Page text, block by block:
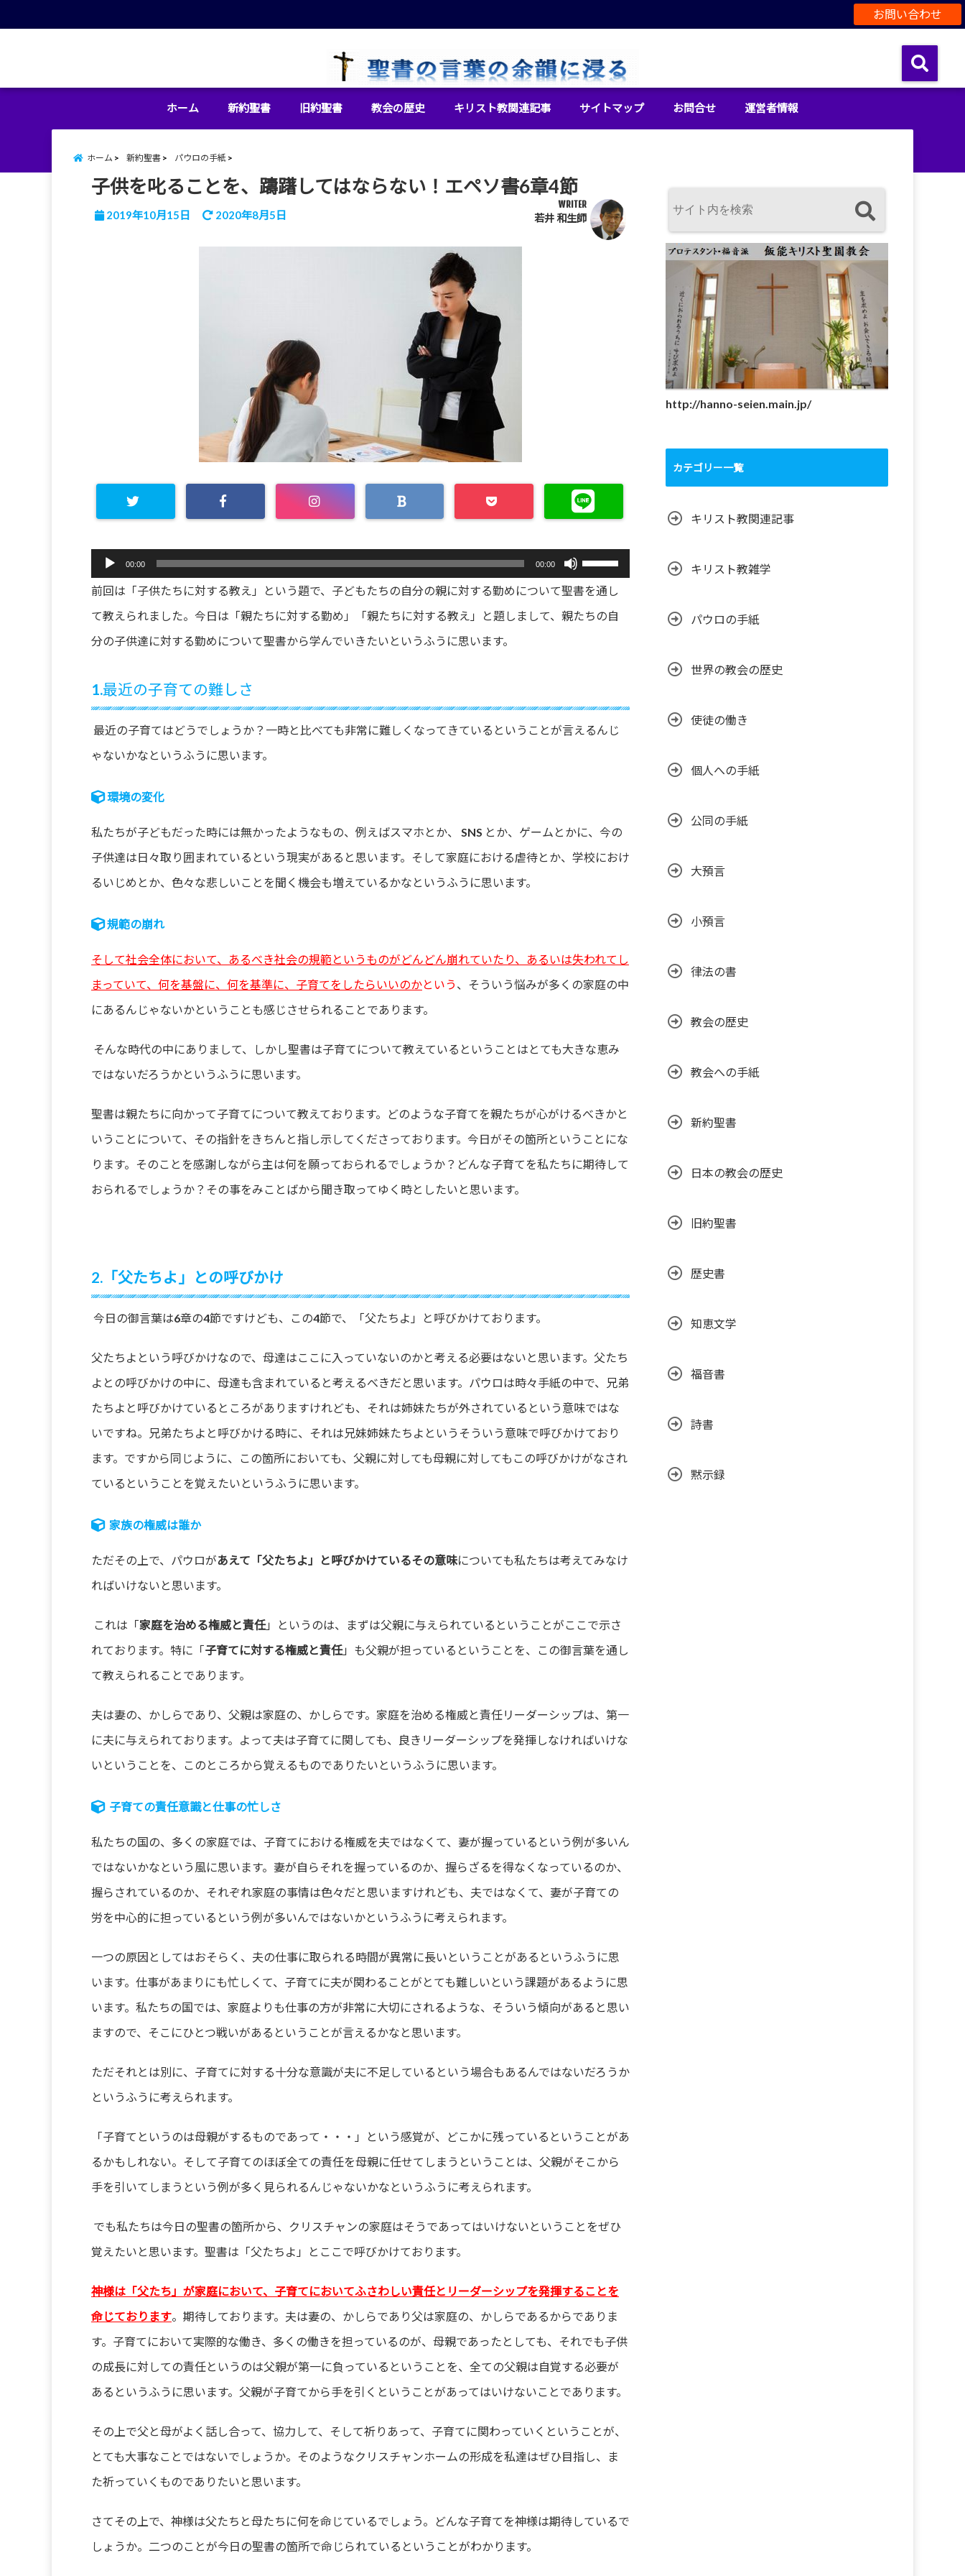
お問い合わせ
ホーム 新約聖書 旧約聖書 教会の歴史 キリスト教関連記事 サイトマップ お問合せ 運営者情報
ホーム 新約聖書 パウロの手紙
子供を叱ることを、躊躇してはならない！エペソ書6章4節
2019年10月15日 2020年8月5日
WRITER
若井 和生師
声
プ
レ
ヤ
00:00 00:00
リ
ュ
ム
下
印
て
だ
前回は「子供たちに対する教え」という題で、子どもたちの自分の親に対する勤めについて聖書を通し
て教えられました。今日は「親たちに対する勤め」「親たちに対する教え」と題しまして、親たちの自
分の子供達に対する勤めについて聖書から学んでいきたいというふうに思います。
1.最近の子育ての難しさ
最近の子育てはどうでしょうか？一時と比べても非常に難しくなってきているということが言えるんじ
ゃないかなというふうに思います。
環境の変化
私たちが子どもだった時には無かったようなもの、例えばスマホとか、 SNS とか、ゲームとかに、今の
子供達は日々取り囲まれているという現実があると思います。そして家庭における虐待とか、学校におけ
るいじめとか、色々な悲しいことを聞く機会も増えているかなというふうに思います。
規範の崩れ
そして社会全体において、あるべき社会の規範というものがどんどん崩れていたり、あるいは失われてし
まっていて、何を基盤に、何を基準に、子育てをしたらいいのかという 、そういう悩みが多くの家庭の中
にあるんじゃないかということも感じさせられることであります。
そんな時代の中にありまして、しかし聖書は子育てについて教えているということはとても大きな恵み
ではないだろうかというふうに思います。
聖書は親たちに向かって子育てについて教えております。どのような子育てを親たちが心がけるべきかと
いうことについて、その指針をきちんと指し示してくださっております。今日がその箇所ということにな
ります。そのことを感謝しながら主は何を願っておられるでしょうか？どんな子育てを私たちに期待して
おられるでしょうか？その事をみことばから聞き取ってゆく時としたいと思います。
2.「父たちよ」との呼びかけ
今日の御言葉は6章の4節ですけども、この4節で、「父たちよ」と呼びかけております。
父たちよという呼びかけなので、母達はここに入っていないのかと考える必要はないと思います。父たち
よとの呼びかけの中に、母達も含まれていると考えるべきだと思います。パウロは時々手紙の中で、兄弟
たちよと呼びかけているところがありますけれども、それは姉妹たちが外されているという意味ではな
いですね。兄弟たちよと呼びかける時に、それは兄妹姉妹たちよというそういう意味で呼びかけており
ます。ですから同じように、この箇所においても、父親に対しても母親に対してもこの呼びかけがなされ
ているということを覚えたいというふうに思います。
家族の権威は誰か
ただその上で、パウロがあえて「父たちよ」と呼びかけているその意味についても私たちは考えてみなけ
ればいけないと思います。
これは「家庭を治める権威と責任」というのは、まずは父親に与えられているということがここで示さ
れております。特に「子育てに対する権威と責任」も父親が担っているということを、この御言葉を通し
て教えられることであります。
夫は妻の、かしらであり、父親は家庭の、かしらです。家庭を治める権威と責任リーダーシップは、第一
に夫に与えられております。よって夫は子育てに関しても、良きリーダーシップを発揮しなければいけな
いということを、このところから覚えるものでありたいというふうに思います。
子育ての責任意識と仕事の忙しさ
私たちの国の、多くの家庭では、子育てにおける権威を夫ではなくて、妻が握っているという例が多いん
ではないかなという風に思います。妻が自らそれを握っているのか、握らざるを得なくなっているのか、
握らされているのか、それぞれ家庭の事情は色々だと思いますけれども、夫ではなくて、妻が子育ての
労を中心的に担っているという例が多いんではないかというふうに考えられます。
一つの原因としてはおそらく、夫の仕事に取られる時間が異常に長いということがあるというふうに思
います。仕事があまりにも忙しくて、子育てに夫が関わることがとても難しいという課題があるように思
います。私たちの国では、家庭よりも仕事の方が非常に大切にされるような、そういう傾向があると思い
ますので、そこにひとつ戦いがあるということが言えるかなと思います。
ただそれとは別に、子育てに対する十分な意識が夫に不足しているという場合もあるんではないだろうか
というふうに考えられます。
「子育てというのは母親がするものであって・・・」という感覚が、どこかに残っているということがあ
るかもしれない。そして子育てのほぼ全ての責任を母親に任せてしまうということは、父親がそこから
手を引いてしまうという例が多く見られるんじゃないかなというふうに考えられます。
でも私たちは今日の聖書の箇所から、クリスチャンの家庭はそうであってはいけないということをぜひ
覚えたいと思います。聖書は「父たちよ」とここで呼びかけております。
神様は「父たち」が家庭において、子育てにおいてふさわしい責任とリーダーシップを発揮することを
命じております。期待しております。夫は妻の、かしらであり父は家庭の、かしらであるからでありま
す。子育てにおいて実際的な働き、多くの働きを担っているのが、母親であったとしても、それでも子供
の成長に対しての責任というのは父親が第一に負っているということを、全ての父親は自覚する必要が
あるというふうに思います。父親が子育てから手を引くということがあってはいけないことであります。
その上で父と母がよく話し合って、協力して、そして祈りあって、子育てに関わっていくということが、
とても大事なことではないでしょうか。そのようなクリスチャンホームの形成を私達はぜひ目指し、ま
た祈っていくものでありたいと思います。
さてその上で、神様は父たちと母たちに何を命じているでしょう。どんな子育てを神様は期待しているで
しょうか。二つのことが今日の聖書の箇所で命じられているということがわかります。
http://hanno-seien.main.jp/
カテゴリー一覧
キリスト教関連記事
キリスト教雑学
パウロの手紙
世界の教会の歴史
使徒の働き
個人への手紙
公同の手紙
大預言
小預言
律法の書
教会の歴史
教会への手紙
新約聖書
日本の教会の歴史
旧約聖書
歴史書
知恵文学
福音書
詩書
黙示録